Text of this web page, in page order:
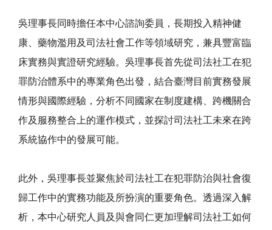
吳理事長同時擔任本中心諮詢委員，長期投入精神健
康、藥物濫用及司法社會工作等領域研究，兼具豐富臨
床實務與實證研究經驗。吳理事長首先從司法社工在犯
罪防治體系中的專業角色出發，結合臺灣目前實務發展
情形與國際經驗，分析不同國家在制度建構、跨機關合
作及服務整合上的運作模式，並探討司法社工未來在跨
系統協作中的發展可能。
此外，吳理事長並聚焦於司法社工在犯罪防治與社會復
歸工作中的實務功能及所扮演的重要角色。透過深入解
析，本中心研究人員及與會同仁更加理解司法社工如何